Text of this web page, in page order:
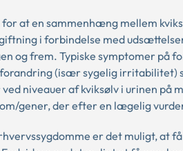
at en sammenhæng mellem
i forbindelse med
og frem. Typiske symptomer på
(især sygelig irritabilitet)
niveauer af kviksølv i urinen
gener, der efter en lægelig
er det muligt, at